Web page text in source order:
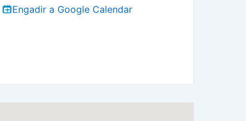
Engadir a Google Calendar